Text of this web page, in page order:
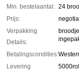
Min. bestelaantal: 24
Prijs:
Verpakking
Details:
Betalingscondities:
Levering